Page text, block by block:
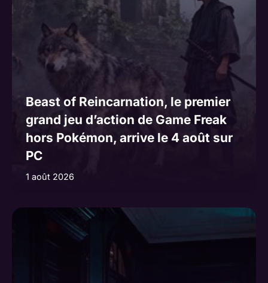
Beast of Reincarnation, le premier
grand jeu d’action de Game Freak
hors Pokémon, arrive le 4 août sur
PC
1 août 2026